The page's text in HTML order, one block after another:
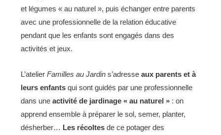
et légumes « au naturel », puis échanger entre parents
avec une professionnelle de la relation éducative
pendant que les enfants sont engagés dans des
activités et jeux.
L’atelierFamilles au Jardin s’adresseaux parents et à
leurs enfantsqui sont guidés par une professionnelle
dans uneactivité de jardinage « au naturel » : on
apprend ensemble à préparer le sol, semer, planter,
désherber… Les récoltesde ce potager des